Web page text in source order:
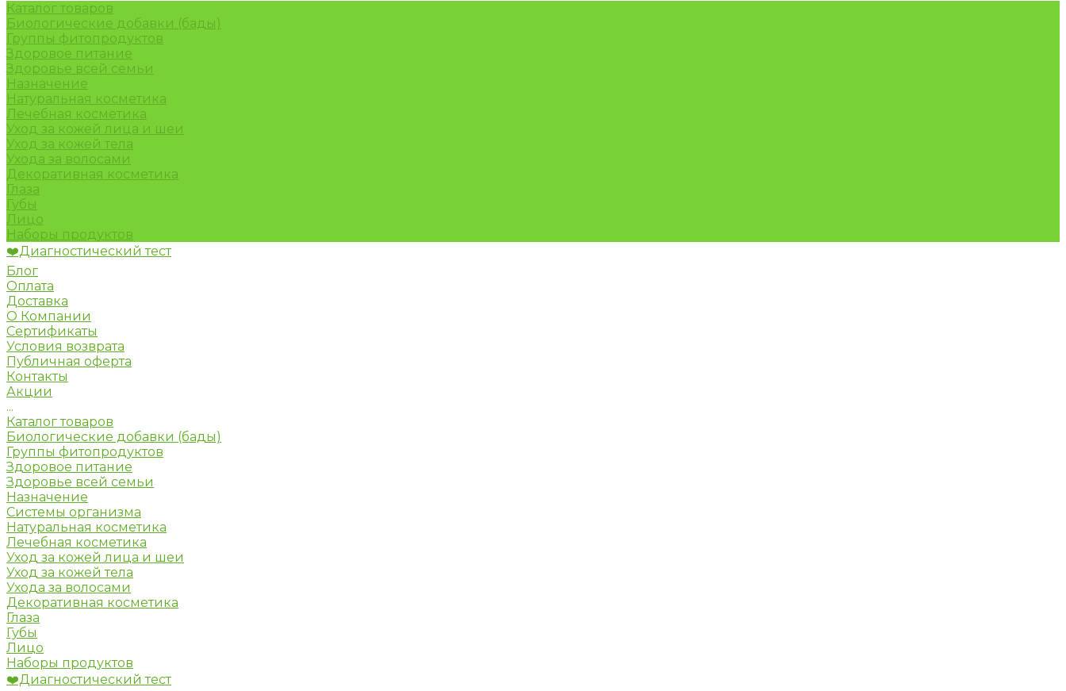
Каталог товаров
Биологические добавки (бады)
Группы фитопродуктов
Здоровое питание
Здоровье всей семьи
Назначение
Натуральная косметика
Лечебная косметика
Уход за кожей лица и шеи
Уход за кожей тела
Ухода за волосами
Декоративная косметика
Глаза
Губы
Лицо
Наборы продуктов
❤️Диагностический тест
Блог
Оплата
Доставка
О Компании
Сертификаты
Условия возврата
Публичная оферта
Контакты
Акции
...
Каталог товаров
Биологические добавки (бады)
Группы фитопродуктов
Здоровое питание
Здоровье всей семьи
Назначение
Системы организма
Натуральная косметика
Лечебная косметика
Уход за кожей лица и шеи
Уход за кожей тела
Ухода за волосами
Декоративная косметика
Глаза
Губы
Лицо
Наборы продуктов
❤️Диагностический тест